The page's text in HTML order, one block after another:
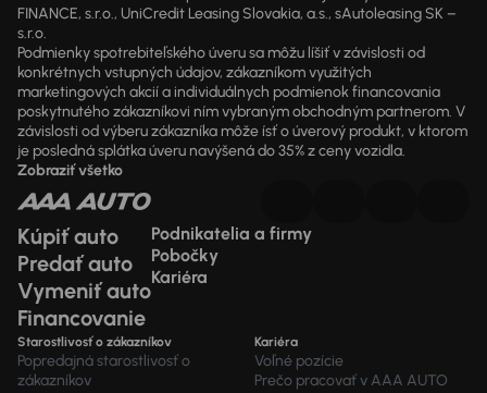
FINANCE, s.r.o., UniCredit Leasing Slovakia, a.s., sAutoleasing SK –
s.r.o.
Podmienky spotrebiteľského úveru sa môžu líšiť v závislosti od
konkrétnych vstupných údajov, zákazníkom využitých
marketingových akcií a individuálnych podmienok financovania
poskytnutého zákazníkovi ním vybraným obchodným partnerom. V
závislosti od výberu zákazníka môže ísť o úverový produkt, v ktorom
je posledná splátka úveru navýšená do 35% z ceny vozidla.
Zobraziť všetko
Kúpiť auto
Predať auto
Vymeniť auto
Financovanie
Podnikatelia a firmy
Pobočky
Kariéra
Starostlivosť o zákazníkov
Popredajná starostlivosť o
zákazníkov
Kariéra
Voľné pozície
Prečo pracovať v AAA AUTO